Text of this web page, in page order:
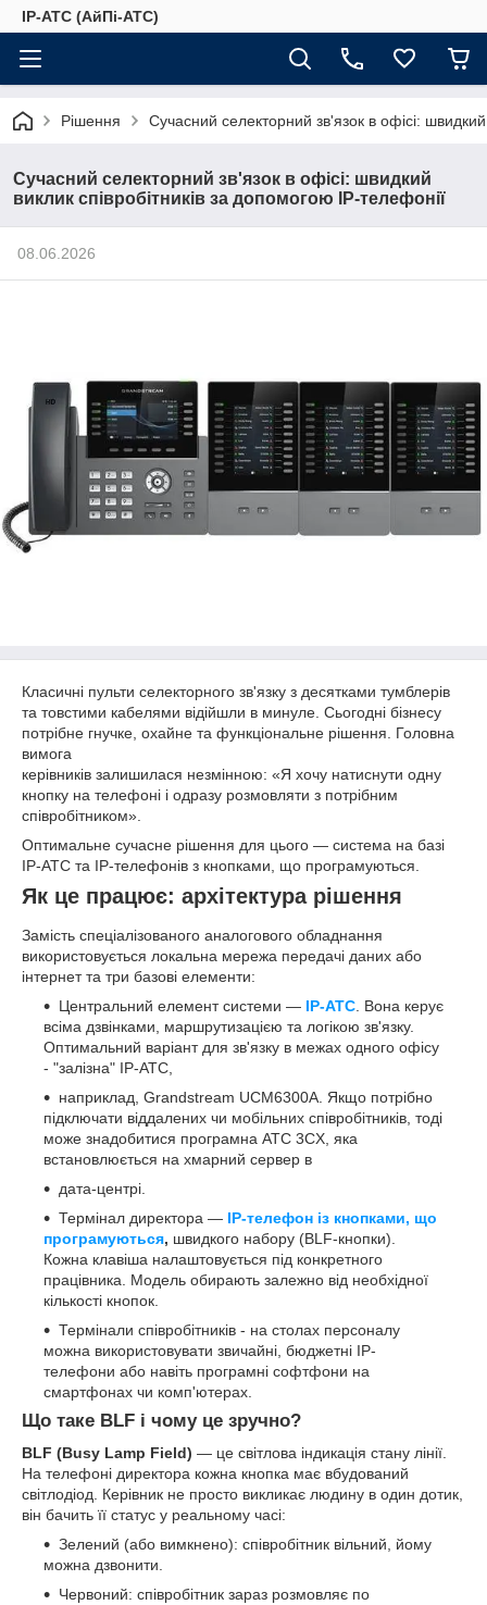
IP-АТС (АйПі-АТС)
Рішення Сучасний селекторний зв'язок в офісі:
Сучасний селекторний зв'язок в офісі: швидкий
виклик співробітників за допомогою IP-телефонії
08.06.2026
Класичні пульти селекторного зв'язку з десятками тумблерів
та товстими кабелями відійшли в минуле. Сьогодні бізнесу
потрібне гнучке, охайне та функціональне рішення. Головна
вимога
керівників залишилася незмінною: «Я хочу натиснути одну
кнопку на телефоні і одразу розмовляти з потрібним
співробітником».
Оптимальне сучасне рішення для цього — система на базі
IP-АТС та IP-телефонів з кнопками, що програмуються.
Як це працює: архітектура рішення
Замість спеціалізованого аналогового обладнання
використовується локальна мережа передачі даних або
інтернет та три базові елементи:
Центральний елемент системи — IP-АТС . Вона керує
всіма дзвінками, маршрутизацією та логікою зв'язку.
Оптимальний варіант для зв'язку в межах одного офісу
- "залізна" IP-АТС,
наприклад, Grandstream UCM6300A. Якщо потрібно
підключати віддалених чи мобільних співробітників, тоді
може знадобитися програмна АТС 3CX, яка
встановлюється на хмарний сервер в
дата-центрі.
Термінал директора — IP-телефон із кнопками, що
програмуються, швидкого набору (BLF-кнопки).
Кожна клавіша налаштовується під конкретного
працівника. Модель обирають залежно від необхідної
кількості кнопок.
Термінали співробітників - на столах персоналу
можна використовувати звичайні, бюджетні IP-
телефони або навіть програмні софтфони на
смартфонах чи комп'ютерах.
Що таке BLF і чому це зручно?
BLF (Busy Lamp Field) — це світлова індикація стану лінії.
На телефоні директора кожна кнопка має вбудований
світлодіод. Керівник не просто викликає людину в один дотик,
він бачить її статус у реальному часі:
Зелений (або вимкнено): співробітник вільний, йому
можна дзвонити.
Червоний: співробітник зараз розмовляє по